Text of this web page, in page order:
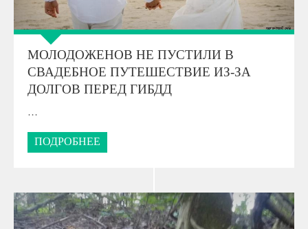
МОЛОДОЖЕНОВ НЕ ПУСТИЛИ В
СВАДЕБНОЕ ПУТЕШЕСТВИЕ ИЗ-ЗА
ДОЛГОВ ПЕРЕД ГИБДД
…
ПОДРОБНЕЕ